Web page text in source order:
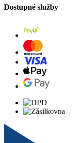
Dostupné služby